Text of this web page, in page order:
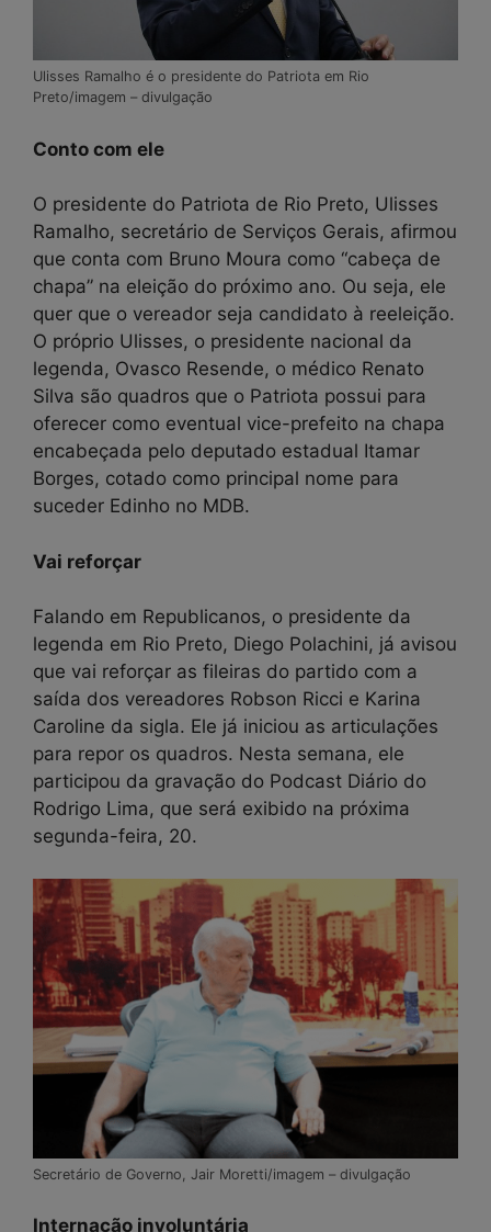
Ulisses Ramalho é o presidente do Patriota em Rio
Preto/imagem – divulgação
Conto com ele
O presidente do Patriota de Rio Preto, Ulisses
Ramalho, secretário de Serviços Gerais, afirmou
que conta com Bruno Moura como “cabeça de
chapa” na eleição do próximo ano. Ou seja, ele
quer que o vereador seja candidato à reeleição.
O próprio Ulisses, o presidente nacional da
legenda, Ovasco Resende, o médico Renato
Silva são quadros que o Patriota possui para
oferecer como eventual vice-prefeito na chapa
encabeçada pelo deputado estadual Itamar
Borges, cotado como principal nome para
suceder Edinho no MDB.
Vai reforçar
Falando em Republicanos, o presidente da
legenda em Rio Preto, Diego Polachini, já avisou
que vai reforçar as fileiras do partido com a
saída dos vereadores Robson Ricci e Karina
Caroline da sigla. Ele já iniciou as articulações
para repor os quadros. Nesta semana, ele
participou da gravação do Podcast Diário do
Rodrigo Lima, que será exibido na próxima
segunda-feira, 20.
Secretário de Governo, Jair Moretti/imagem – divulgação
Internação involuntária